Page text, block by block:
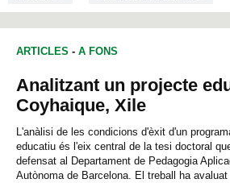
ARTICLES - A FONS
Analitzant un projecte
Coyhaique, Xile
L'anàlisi de les condicions d'èxit d'un
educatiu és l'eix central de la tesi doctoral
defensat al Departament de Pedagogia
Autònoma de Barcelona. El treball ha